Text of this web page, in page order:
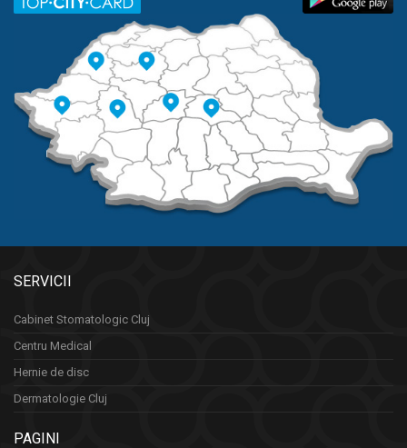
SERVICII
Cabinet Stomatologic Cluj
Centru Medical
Hernie de disc
Dermatologie Cluj
PAGINI